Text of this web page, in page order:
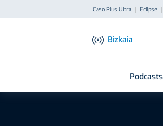
Caso Plus Ultra Eclipse
Bizkaia
Podcasts